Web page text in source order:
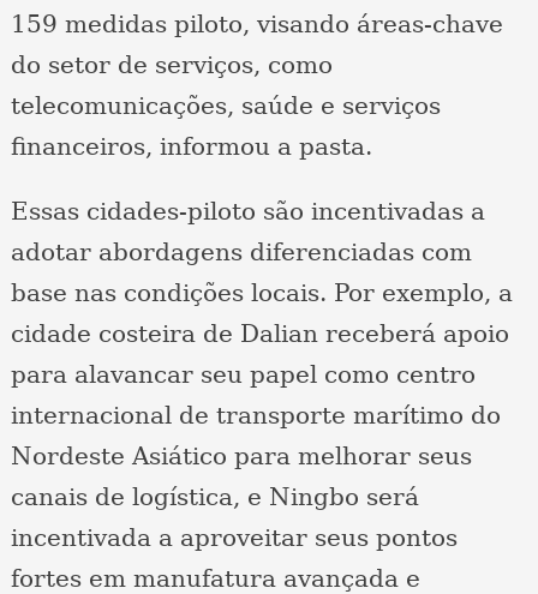
159 medidas piloto, visando áreas-chave
do setor de serviços, como
telecomunicações, saúde e serviços
financeiros, informou a pasta.
Essas cidades-piloto são incentivadas a
adotar abordagens diferenciadas com
base nas condições locais. Por exemplo, a
cidade costeira de Dalian receberá apoio
para alavancar seu papel como centro
internacional de transporte marítimo do
Nordeste Asiático para melhorar seus
canais de logística, e Ningbo será
incentivada a aproveitar seus pontos
fortes em manufatura avançada e